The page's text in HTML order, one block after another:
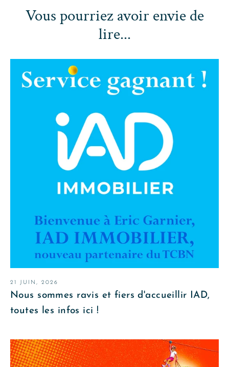
Vous pourriez avoir envie de
lire...
21 JUIN, 2026
Nous sommes ravis et fiers d'accueillir IAD,
toutes les infos ici !